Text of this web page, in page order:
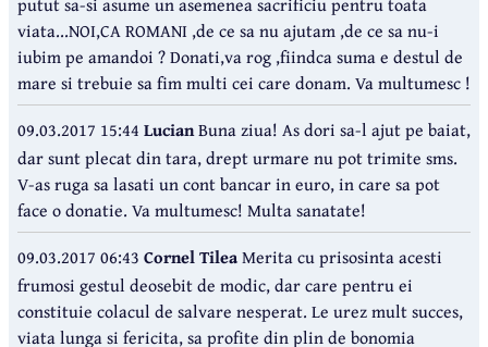
viata...NOI,CA ROMANI ,de ce sa nu ajutam ,de ce sa nu-i
iubim pe amandoi ? Donati,va rog ,fiindca suma e destul de
mare si trebuie sa fim multi cei care donam. Va multumesc !
09.03.2017 15:44 LucianBuna ziua! As dori sa-l ajut pe baiat,
dar sunt plecat din tara, drept urmare nu pot trimite sms.
V-as ruga sa lasati un cont bancar in euro, in care sa pot
face o donatie. Va multumesc! Multa sanatate!
09.03.2017 06:43 Cornel TileaMerita cu prisosinta acesti
frumosi gestul deosebit de modic, dar care pentru ei
constituie colacul de salvare nesperat. Le urez mult succes,
viata lunga si fericita, sa profite din plin de bonomia